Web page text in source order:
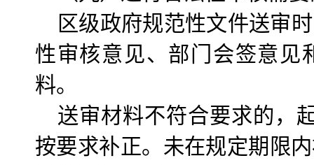
区级政府规范性文件送审
性审核意见、部门会签意见
料。
送审材料不符合要求的，
按要求补正。未在规定期限